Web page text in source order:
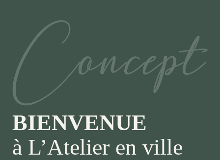
BIENVENUE
à L’Atelier en ville